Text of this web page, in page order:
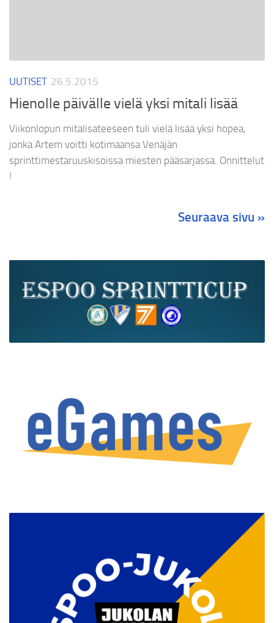
UUTISET 26.5.2015
Hienolle päivälle vielä yksi mitali lisää
Viikonlopun mitalisateeseen tuli vielä lisää yksi hopea,
jonka Artem voitti kotimaansa Venäjän
sprinttimestaruuskisoissa miesten pääsarjassa. Onnittelut
!
Seuraava sivu »